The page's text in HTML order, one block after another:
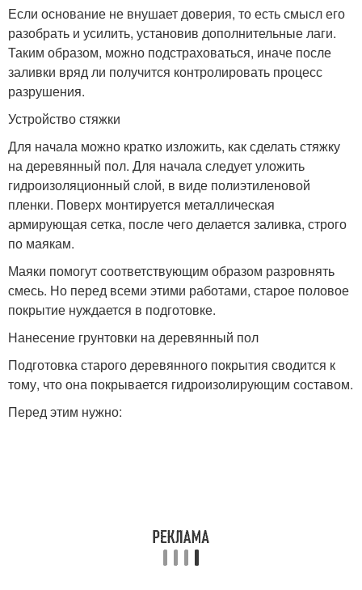
Если основание не внушает доверия, то есть смысл его
разобрать и усилить, установив дополнительные лаги.
Таким образом, можно подстраховаться, иначе после
заливки вряд ли получится контролировать процесс
разрушения.
Устройство стяжки
Для начала можно кратко изложить, как сделать стяжку
на деревянный пол. Для начала следует уложить
гидроизоляционный слой, в виде полиэтиленовой
пленки. Поверх монтируется металлическая
армирующая сетка, после чего делается заливка, строго
по маякам.
Маяки помогут соответствующим образом разровнять
смесь. Но перед всеми этими работами, старое половое
покрытие нуждается в подготовке.
Нанесение грунтовки на деревянный пол
Подготовка старого деревянного покрытия сводится к
тому, что она покрывается гидроизолирующим составом.
Перед этим нужно: